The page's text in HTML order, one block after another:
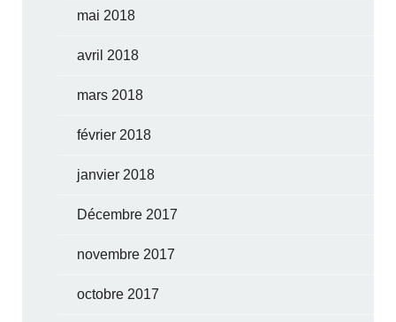
mai 2018
avril 2018
mars 2018
février 2018
janvier 2018
Décembre 2017
novembre 2017
octobre 2017